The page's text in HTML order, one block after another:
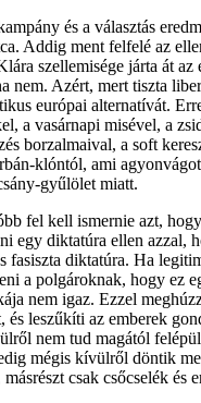
és a választás
Addig ment felfelé az
szellemisége járta át az
nem. Azért, mert tiszta
európai alternatívát.
a vasárnapi misével, a
borzalmaival, a soft
klóntól, ami
gyűlölet miatt.
fel kell ismernie azt,
egy diktatúra ellen azzal,
fasiszta diktatúra. Ha
a polgároknak, hogy ez
nem igaz. Ezzel
és leszűkíti az emberek
nem tud magától
mégis kívülről döntik
csak csőcselék és